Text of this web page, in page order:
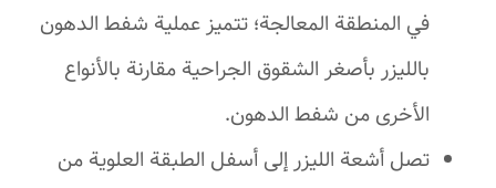
في المنطقة المعالجة؛ تتميز عملية شفط الدهون
بالليزر بأصغر الشقوق الجراحية مقارنة بالأنواع
الأخرى من شفط الدهون.
تصل أشعة الليزر إلى أسفل الطبقة العلوية من